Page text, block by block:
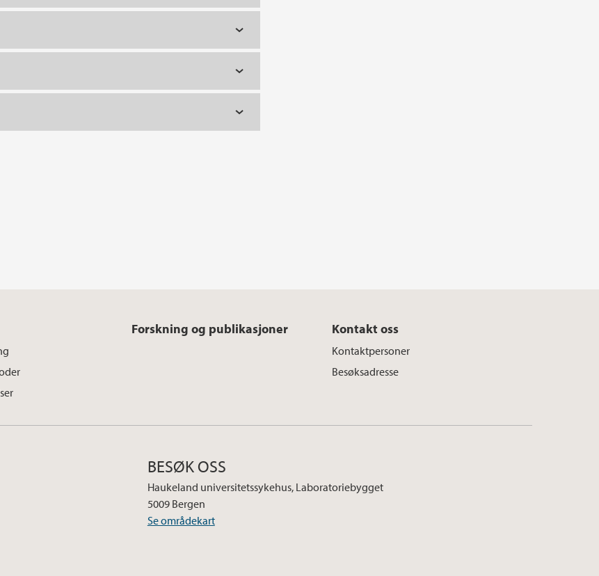
Forskning og publikasjoner Kontakt oss
Kontaktpersoner
Besøksadresse
BESØK OSS
Haukeland universitetssykehus, Laboratoriebygget
5009 Bergen
Se områdekart